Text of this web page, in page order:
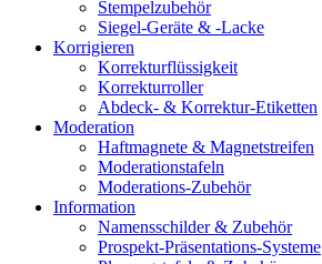
Stempelzubehör
Siegel-Geräte & -Lacke
Korrigieren
Korrekturflüssigkeit
Korrekturroller
Abdeck- & Korrektur-Etiketten
Moderation
Haftmagnete & Magnetstreifen
Moderationstafeln
Moderations-Zubehör
Information
Namensschilder & Zubehör
Prospekt-Präsentations-Systeme